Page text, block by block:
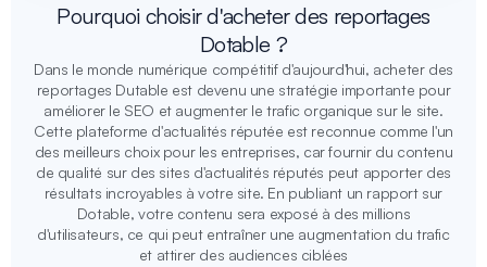
Pourquoi choisir d'acheter des reportages
Dotable ?
Dans le monde numérique compétitif d'aujourd'hui, acheter des
reportages Dutable est devenu une stratégie importante pour
améliorer le SEO et augmenter le trafic organique sur le site.
Cette plateforme d'actualités réputée est reconnue comme l'un
des meilleurs choix pour les entreprises, car fournir du contenu
de qualité sur des sites d'actualités réputés peut apporter des
résultats incroyables à votre site. En publiant un rapport sur
Dotable, votre contenu sera exposé à des millions
d'utilisateurs, ce qui peut entraîner une augmentation du trafic
et attirer des audiences ciblées